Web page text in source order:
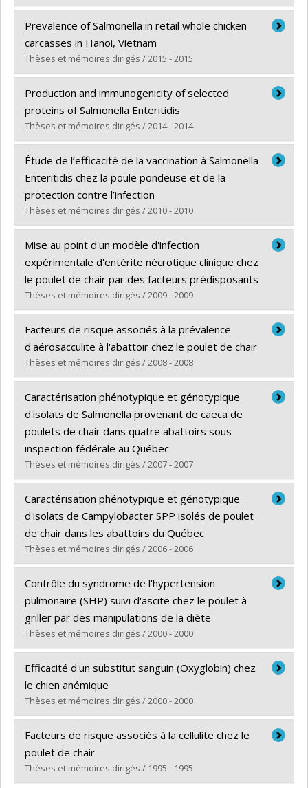
Lien vers le document dans Papyrus
Graduate : Lanthier, Benoît
Cycle :Master's
Grade :M. Sc.
Lien vers le document dans Papyrus
Prevalence of Salmonella in retail whole chicken
carcasses in Hanoi, Vietnam
Thèses et mémoires dirigés / 2015 - 2015
Graduate : Nguyen, Man Ha Anh
Cycle :Master's
Grade :M. Sc.
Lien vers le document dans Papyrus
Production and immunogenicity of selected
proteins of Salmonella Enteritidis
Thèses et mémoires dirigés / 2014 - 2014
Graduate :Cui, Yun
Cycle :Master's
Grade :M. Sc.
Lien vers le document dans Papyrus
Étude de l’efficacité de la vaccination à Salmonella
Enteritidis chez la poule pondeuse et de la
protection contre l’infection
Thèses et mémoires dirigés / 2010 - 2010
Graduate :Tran, Thi Quynh Lan
Cycle :Doctoral
Grade :Ph. D.
Lien vers le document dans Papyrus
Mise au point d'un modèle d'infection
expérimentale d'entérite nécrotique clinique chez
le poulet de chair par des facteurs prédisposants
Thèses et mémoires dirigés / 2009 - 2009
Graduate :Bélanger, Mathieu
Cycle :Master's
Grade :M. Sc.
Lien vers le document dans Papyrus
Facteurs de risque associés à la prévalence
d'aérosacculite à l'abattoir chez le poulet de chair
Thèses et mémoires dirigés / 2008 - 2008
Graduate :Ankouche, Rachid
Cycle :Master's
Grade : M. Sc.
Lien vers le document dans Papyrus
Caractérisation phénotypique et génotypique
d'isolats de Salmonella provenant de caeca de
poulets de chair dans quatre abattoirs sous
inspection fédérale au Québec
Thèses et mémoires dirigés / 2007 - 2007
Graduate :Gaucher, Marie-Lou
Cycle :Master's
Grade : M. Sc.
Lien vers le document dans Papyrus
Caractérisation phénotypique et génotypique
d'isolats de Campylobacter SPP isolés de poulet
de chair dans les abattoirs du Québec
Thèses et mémoires dirigés / 2006 - 2006
Graduate : Normand, Valérie
Cycle :Master's
Grade :M. Sc.
Lien vers le document dans Papyrus
Contrôle du syndrome de l'hypertension
pulmonaire (SHP) suivi d'ascite chez le poulet à
griller par des manipulations de la diète
Thèses et mémoires dirigés / 2000 - 2000
Graduate :Roch, Ghislaine
Cycle :Master's
Grade :M. Sc.
Lien vers le document dans Papyrus
Efficacité d'un substitut sanguin (Oxyglobin) chez
le chien anémique
Thèses et mémoires dirigés / 2000 - 2000
Graduate :Kelly, Nancy
Cycle : Master's
Grade :M. Sc.
Lien vers le document dans Papyrus
Facteurs de risque associés à la cellulite chez le
poulet de chair
Thèses et mémoires dirigés / 1995 - 1995